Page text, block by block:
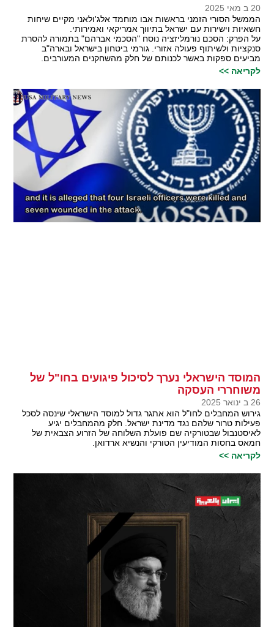
20 ב מאי 2025
הממשל הסורי הזמני בראשות אבו מוחמד אלג'ולאני מקיים שיחות
חשאיות וישירות עם ישראל בתיווך אמריקאי ואמירותי.
על הפרק: הסכם נורמליזציה נוסח "הסכמי אברהם" בתמורה להסרת
סנקציות ולשיתוף פעולה אזורי. גורמי ביטחון בישראל ובארה"ב
מביעים ספקות באשר לכנותם של חלק מהשחקנים המעורבים.
לקריאה >>
המוסד הישראלי נערך לסיכול פיגועים בחו"ל של
משוחררי העסקה
26 ב ינואר 2025
גירוש המחבלים לחו"ל הוא אתגר גדול למוסד הישראלי שינסה לסכל
פעילות טרור שלהם נגד מדינת ישראל. חלק מהמחבלים יגיע
לאיסטנבול שבטורקיה שם פועלת השלוחה של הזרוע הצבאית של
חמאס בחסות המודיעין הטורקי והנשיא ארדואן.
לקריאה >>